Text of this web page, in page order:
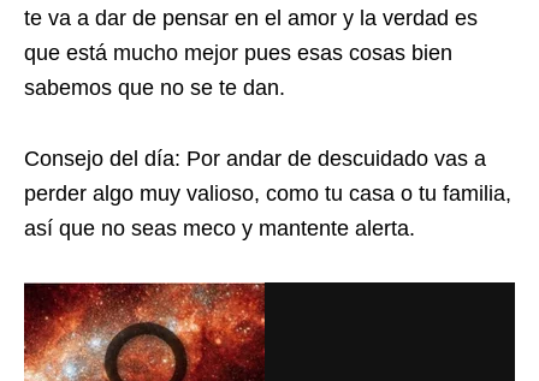
te va a dar de pensar en el amor y la verdad es
que está mucho mejor pues esas cosas bien
sabemos que no se te dan.
Consejo del día: Por andar de descuidado vas a
perder algo muy valioso, como tu casa o tu familia,
así que no seas meco y mantente alerta.